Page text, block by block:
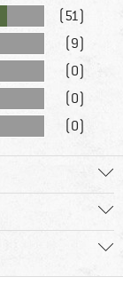
(51)
(9)
(0)
(0)
(0)